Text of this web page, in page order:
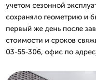
учетом сезонной
сохраняло геометрию и
первый же день после
стоимости и сроков
03-55-306, офис по